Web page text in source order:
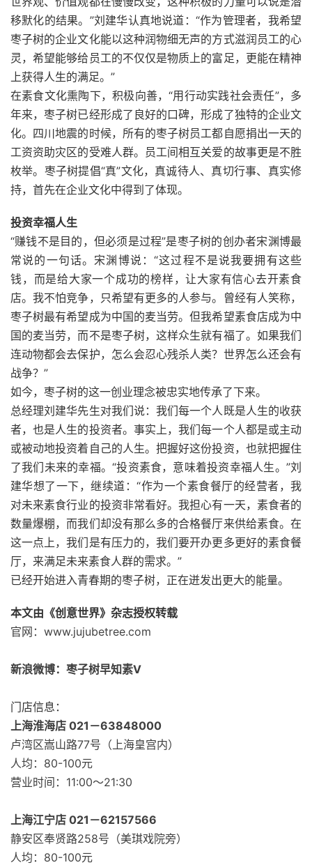
移默化的结果。”刘建华认真地说道：“作为管理者，我希望
枣子树的企业文化能以这种润物细无声的方式滋润员工的心
灵，希望能够给员工的不仅仅是物质上的富足，更能在精神
上获得人生的满足。”
在素食文化熏陶下，积极向善，“用行动实践社会责任”，多
年来，枣子树已经形成了良好的口碑，形成了独特的企业文
化。四川地震的时候，所有的枣子树员工都自愿捐出一天的
工资资助灾区的受难人群。员工间相互关爱的故事更是不胜
枚举。枣子树提倡“真”文化，真诚待人、真切行事、真实修
持，首先在企业文化中得到了体现。
投资幸福人生
“赚钱不是目的，但必须是过程”是枣子树的创办者宋渊博最
常说的一句话。宋渊博说：“这过程不是说我要拥有这些
钱，而是给大家一个成功的榜样，让大家有信心去开素食
店。我不怕竞争，只希望有更多的人参与。曾经有人笑称，
枣子树最有希望成为中国的麦当劳。但我希望素食店成为中
国的麦当劳，而不是枣子树，这样众生就有福了。如果我们
连动物都会去保护，怎么会忍心残杀人类？世界怎么还会有
战争？”
如今，枣子树的这一创业理念被忠实地传承了下来。
总经理刘建华先生对我们说：我们每一个人既是人生的收获
者，也是人生的投资者。事实上，我们每一个人都是或主动
或被动地投资着自己的人生。把握好这份投资，也就把握住
了我们未来的幸福。“投资素食，意味着投资幸福人生。”刘
建华想了一下，继续道：“作为一个素食餐厅的经营者，我
对未来素食行业的投资非常看好。我担心有一天，素食者的
数量爆棚，而我们却没有那么多的合格餐厅来供给素食。在
这一点上，我们是有压力的，我们要开办更多更好的素食餐
厅，来满足未来素食人群的需求。”
已经开始进入青春期的枣子树，正在迸发出更大的能量。
本文由《创意世界》杂志授权转载
官网：www.jujubetree.com
新浪微博：枣子树早知素V
门店信息：
上海淮海店 021－63848000
卢湾区嵩山路77号（上海皇宫内）
人均：80-100元
营业时间：11:00～21:30
上海江宁店 021－62157566
静安区奉贤路258号（美琪戏院旁）
人均：80-100元